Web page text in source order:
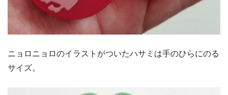
ニョロニョロのイラストがついたハサミは手のひらにのる
サイズ。